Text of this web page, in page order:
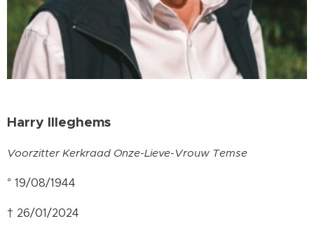
Harry Illeghems
Voorzitter Kerkraad Onze-Lieve-Vrouw Temse
° 19/08/1944
† 26/01/2024